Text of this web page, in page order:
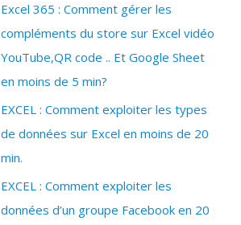
Excel 365 : Comment gérer les
compléments du store sur Excel vidéo
YouTube,QR code .. Et Google Sheet
en moins de 5 min?
EXCEL : Comment exploiter les types
de données sur Excel en moins de 20
min.
EXCEL : Comment exploiter les
données d’un groupe Facebook en 20